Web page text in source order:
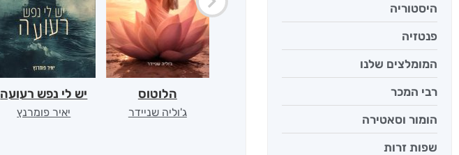
היסטוריה
פנטזיה
המומלצים שלנו
רבי המכר
הומור וסאטירה
שפות זרות
הלוטוס
ג'וליה שניידר
יש לי נפש רעועה
יאיר פומרנץ